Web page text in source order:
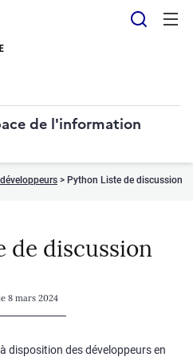
de l'information
Python Liste de discussion
de discussion
8 mars 2024
disposition des développeurs en